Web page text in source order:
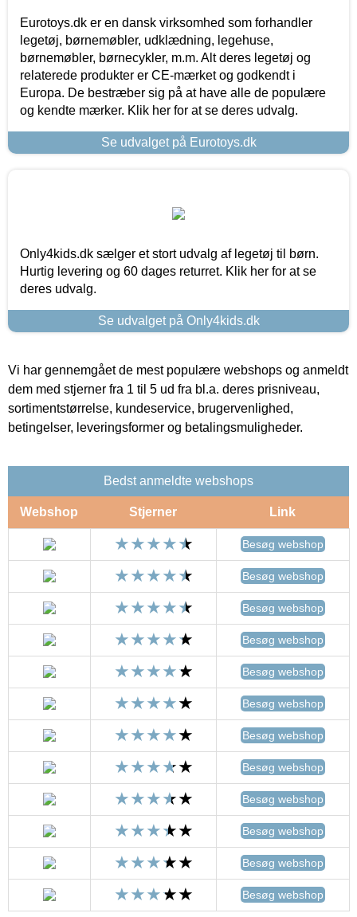
Eurotoys.dk er en dansk virksomhed som forhandler
legetøj, børnemøbler, udklædning, legehuse,
børnemøbler, børnecykler, m.m. Alt deres legetøj og
relaterede produkter er CE-mærket og godkendt i
Europa. De bestræber sig på at have alle de populære
og kendte mærker. Klik her for at se deres udvalg.
Se udvalget på Eurotoys.dk
Only4kids.dk sælger et stort udvalg af legetøj til børn.
Hurtig levering og 60 dages returret. Klik her for at se
deres udvalg.
Se udvalget på Only4kids.dk
Vi har gennemgået de mest populære webshops og anmeldt
dem med stjerner fra 1 til 5 ud fra bl.a. deres prisniveau,
sortimentstørrelse, kundeservice, brugervenlighed,
betingelser, leveringsformer og betalingsmuligheder.
Bedst anmeldte webshops
Webshop Stjerner Link
Besøg webshop
Besøg webshop
Besøg webshop
Besøg webshop
Besøg webshop
Besøg webshop
Besøg webshop
Besøg webshop
Besøg webshop
Besøg webshop
Besøg webshop
Besøg webshop